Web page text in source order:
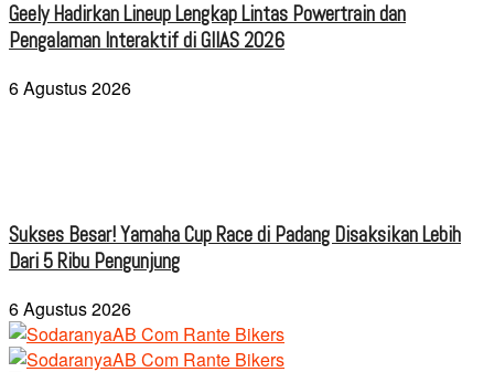
Geely Hadirkan Lineup Lengkap Lintas Powertrain dan
Pengalaman Interaktif di GIIAS 2026
6 Agustus 2026
Sukses Besar! Yamaha Cup Race di Padang Disaksikan Lebih
Dari 5 Ribu Pengunjung
6 Agustus 2026